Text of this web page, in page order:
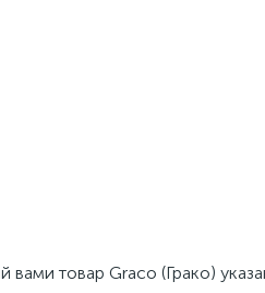
вами товар Graco (Грако)